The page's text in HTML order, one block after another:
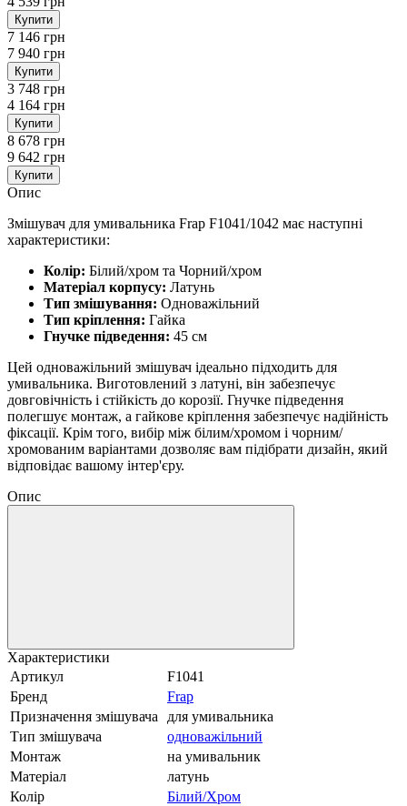
Купити
7 146 грн
7 940 грн
Купити
3 748 грн
4 164 грн
Купити
8 678 грн
9 642 грн
Купити
Опис
Змішувач для умивальника Frap F1041/1042 має наступні
характеристики:
Колір: Білий/хром та Чорний/хром
Матеріал корпусу: Латунь
Тип змішування: Одноважільний
Тип кріплення: Гайка
Гнучке підведення: 45 см
Цей одноважільний змішувач ідеально підходить для
умивальника. Виготовлений з латуні, він забезпечує
довговічність і стійкість до корозії. Гнучке підведення
полегшує монтаж, а гайкове кріплення забезпечує надійність
фіксації. Крім того, вибір між білим/хромом і чорним/
хромованим варіантами дозволяє вам підібрати дизайн, який
відповідає вашому інтер'єру.
Опис
Характеристики
Артикул
F1041
Бренд
Frap
Призначення змішувача
для умивальника
Тип змішувача
одноважільний
Монтаж
на умивальник
Матеріал
латунь
Колір
Білий/Хром